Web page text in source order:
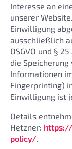
Interesse an
unserer
Einwilligung
ausschließlich
DSGVO und §
die
Informationen
Fingerprinting)
Einwilligung ist
Details
Hetzner:
policy/.